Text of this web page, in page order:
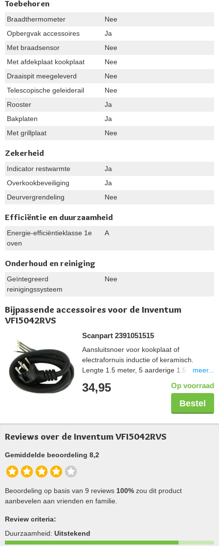
Toebehoren
Braadthermometer
Nee
Opbergvak accessoires
Ja
Met braadsensor
Nee
Met afdekplaat kookplaat
Nee
Draaispit meegeleverd
Nee
Telescopische geleiderail
Nee
Rooster
Ja
Bakplaten
Ja
Met grillplaat
Nee
Zekerheid
Indicator restwarmte
Ja
Overkookbeveiliging
Ja
Deurvergrendeling
Nee
Efficiëntie en duurzaamheid
Energie-efficiëntieklasse 1e
oven
A
Onderhoud en reiniging
Geïntegreerd
reinigingssysteem
Nee
Bijpassende accessoires voor de Inventum
VFI5042RVS
Scanpart 2391051515
Aansluitsnoer voor kookplaat of
electrafornuis inductie of keramisch.
Lengte 1.5 meter, 5 aarderige 1.5 mm2,
meer...
34,95 Op voorraad
Bestel
Reviews over de Inventum VFI5042RVS
Gemiddelde beoordeling 8,2
Beoordeling op basis van 9 reviews 100% zou dit product
aanbevelen aan vrienden en familie.
Review criteria:
Duurzaamheid: Uitstekend